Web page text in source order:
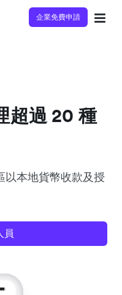
企業免費申請
超過 20 種
以本地貨幣收款及授
員